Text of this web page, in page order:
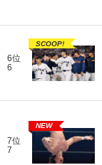
6位
6
SCOOP!
7位
7
NEW